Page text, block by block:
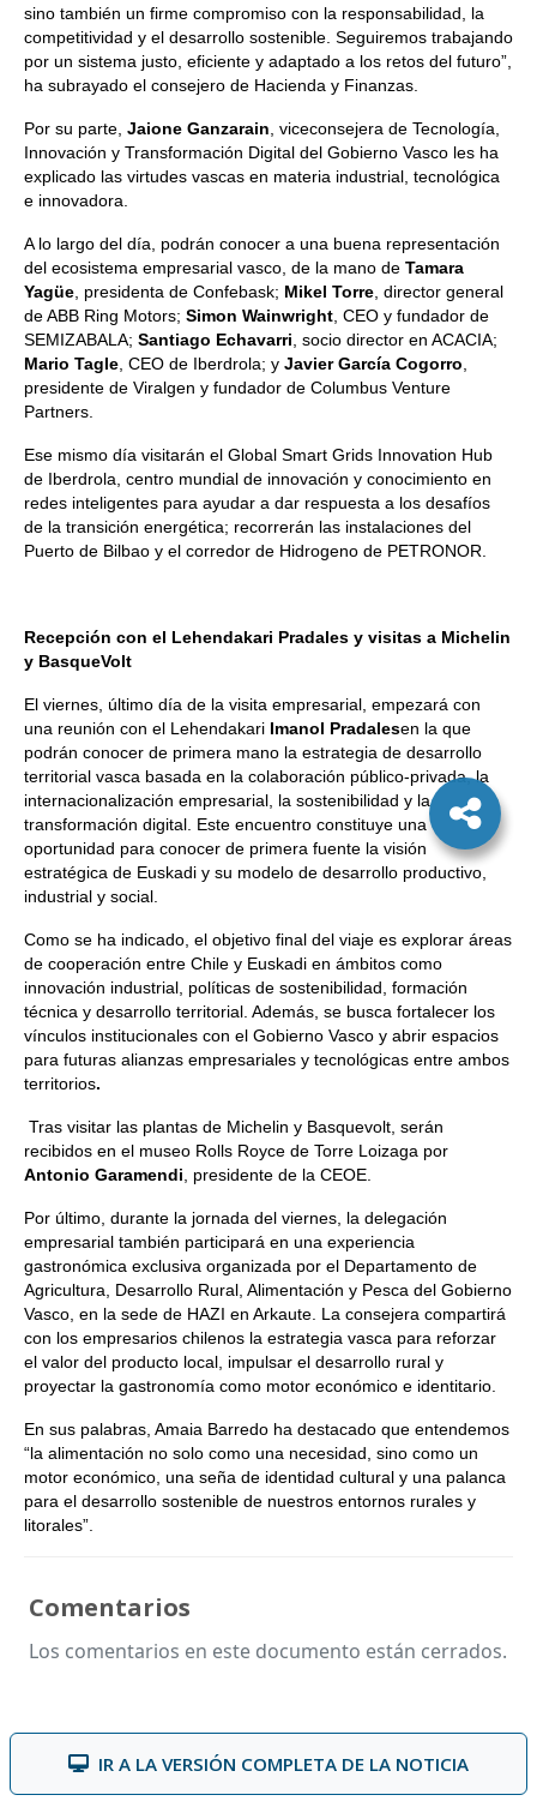
sino también un firme compromiso con la responsabilidad, la
competitividad y el desarrollo sostenible. Seguiremos trabajando
por un sistema justo, eficiente y adaptado a los retos del futuro”,
ha subrayado el consejero de Hacienda y Finanzas.
Por su parte, Jaione Ganzarain , viceconsejera de Tecnología,
Innovación y Transformación Digital del Gobierno Vasco les ha
explicado las virtudes vascas en materia industrial, tecnológica
e innovadora.
A lo largo del día, podrán conocer a una buena representación
del ecosistema empresarial vasco, de la mano de Tamara
Yagüe , presidenta de Confebask; Mikel Torre , director general
de ABB Ring Motors; Simon Wainwright , CEO y fundador de
SEMIZABALA; Santiago Echavarri , socio director en ACACIA;
Mario Tagle , CEO de Iberdrola; y Javier García Cogorro
presidente de Viralgen y fundador de Columbus Venture
Partners.
Ese mismo día visitarán el Global Smart Grids Innovation Hub
de Iberdrola, centro mundial de innovación y conocimiento en
redes inteligentes para ayudar a dar respuesta a los desafíos
de la transición energética; recorrerán las instalaciones del
Puerto de Bilbao y el corredor de Hidrogeno de PETRONOR.
Recepción con el Lehendakari Pradales y visitas a Michelin
y BasqueVolt
El viernes, último día de la visita empresarial, empezará con
una reunión con el Lehendakari Imanol Pradalesen la que
podrán conocer de primera mano la estrategia de desarrollo
territorial vasca basada en la colaboración público-privada, la
internacionalización empresarial, la sostenibilidad y la
transformación digital. Este encuentro constituye una
oportunidad para conocer de primera fuente la visión
estratégica de Euskadi y su modelo de desarrollo productivo,
industrial y social.
Como se ha indicado, el objetivo final del viaje es explorar áreas
de cooperación entre Chile y Euskadi en ámbitos como
innovación industrial, políticas de sostenibilidad, formación
técnica y desarrollo territorial. Además, se busca fortalecer los
vínculos institucionales con el Gobierno Vasco y abrir espacios
para futuras alianzas empresariales y tecnológicas entre ambos
territorios.
Tras visitar las plantas de Michelin y Basquevolt, serán
recibidos en el museo Rolls Royce de Torre Loizaga por
Antonio Garamendi , presidente de la CEOE.
Por último, durante la jornada del viernes, la delegación
empresarial también participará en una experiencia
gastronómica exclusiva organizada por el Departamento de
Agricultura, Desarrollo Rural, Alimentación y Pesca del Gobierno
Vasco, en la sede de HAZI en Arkaute. La consejera compartirá
con los empresarios chilenos la estrategia vasca para reforzar
el valor del producto local, impulsar el desarrollo rural y
proyectar la gastronomía como motor económico e identitario.
En sus palabras, Amaia Barredo ha destacado que entendemos
“la alimentación no solo como una necesidad, sino como un
motor económico, una seña de identidad cultural y una palanca
para el desarrollo sostenible de nuestros entornos rurales y
litorales”.
Comentarios
Los comentarios en este documento están cerrados.
IR A LA VERSIÓN COMPLETA DE LA NOTICIA